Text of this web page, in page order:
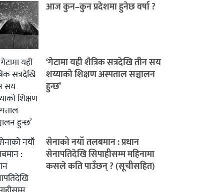
आज कुन–कुन प्रदेशमा हुनेछ वर्षा ?
‘गेटामा यही शैत्रिक सत्रदेखि तीन सय
शय्याको शिक्षण अस्पताल सञ्चालन
हुन्छ’
सेनाको नयाँ तलबमान : प्रधान
सेनापतिदेखि सिपाहीसम्म महिनामा
कसले कति पाउँछन् ? (सूचीसहित)